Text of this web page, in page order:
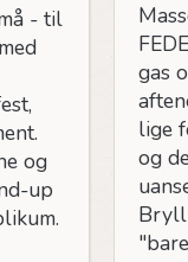
- til
og
up
gas
lige
og